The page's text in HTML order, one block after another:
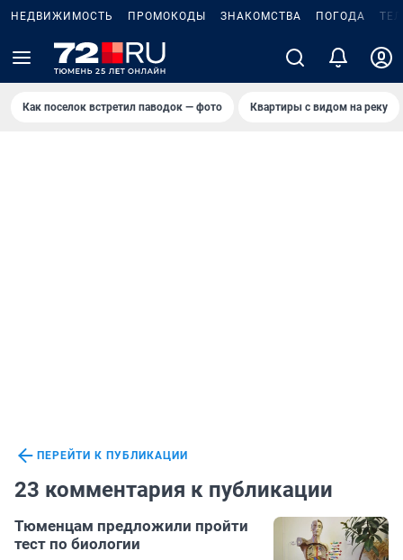
НЕДВИЖИМОСТЬ ПРОМОКОДЫ ЗНАКОМСТВА ПОГОДА
Как поселок встретил паводок — фото Квартиры с видом на реку
ПЕРЕЙТИ К ПУБЛИКАЦИИ
23 комментария к публикации
Тюменцам предложили пройти
тест по биологии